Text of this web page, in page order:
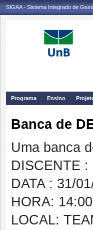
SIGAA - Sistema Integrado de
Programa
Ensino
Banca de
Uma banca
DISCENTE :
DATA : 31/
HORA: 14:00
LOCAL: